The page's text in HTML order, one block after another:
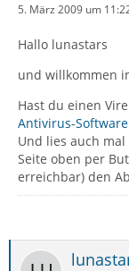
5. März 2009 um
Hallo lunastars
und willkommen
Hast du einen
Antivirus-
Und lies auch
Seite oben per
erreichbar) den